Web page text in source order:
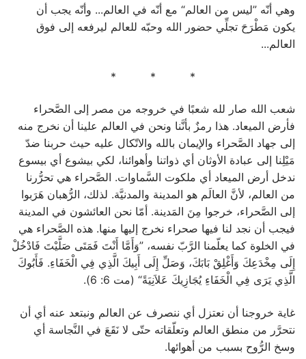
وهي أنّه ”ليس من العالم“ مع أنّه في العالم... وأنّه يجب أن
يكون مَطْرَحَ تجلِّي حضور الله وحبّه للعالم ليرفعه إلى فوق
العالم...
* * *
شعب الله صار لله شعبًا في خروجه من مصر إلى الصَّحراء
فأرض الميعاد. هذا رمزٌ بأنَّنا ونحن في العالم علينا أن نخرج منه
إلى جهاد الصَّحراء والإيمان بالله والاتّكال عليه حيث حربنا ضدّ
مَيْلِنا إلى عبادة الأوثان أي ذواتنا وأهوائنا، لكي بيشوع أي بيسوع
ندخل أرض الميعاد أي ملكوت السَّماوات. الصَّحراء هي تحرُّرنا
من العالم، لأنَّ العالَم هو المدينة والمدنيَّة. لذلك، الرُّهبان هَرَبوا
إلى الصَّحراء، خرجوا مِنَ المَدينة. أمّا نحن العائشون في المدينة
فيجب أن نجد لنا فيها صحراء نخرج إليها منها. هذه الصَّحراء هي
في الخلوة كما يعلّمنا الرَّبّ نفسه، ”وَأَمَّا أَنْتَ فَمَتَى صَلَّيْتَ فَادْخُلْ
إِلَى مِخْدَعِكَ وَأَغْلِقْ بَابَكَ، وَصَلِّ إِلَى أَبِيكَ الَّذِي فِي الْخَفَاءِ. فَأَبُوكَ
الَّذِي يَرَى فِي الْخَفَاءِ يُجَازِيكَ عَلاَنِيَةً“ (مت 6: 6).
غاية خروجنا أن نعتزل أي ننصرف عن العالم ونبتعد عنه أي أن
نتحرَّر من منطق العالم وتعلّقاته حتّى لا نَقَعَ في النَّجاسة أي
وسخ الرُّوح بسبب من أهوائها.